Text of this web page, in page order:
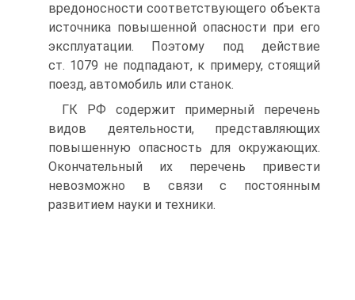
вредоносности соответствующего объекта
источника повышенной опасности при его
эксплуатации. Поэтому под действие
ст. 1079 не подпадают, к примеру, стоящий
поезд, автомобиль или станок.
ГК РФ содержит примерный перечень
видов деятельности, представляющих
повышенную опасность для окружающих.
Окончательный их перечень привести
невозможно в связи с постоянным
развитием науки и техники.